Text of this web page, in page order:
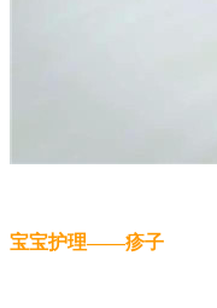
宝宝护理——疹子